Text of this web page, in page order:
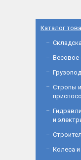
Каталог
Весовое
Стропы
и
Колеса